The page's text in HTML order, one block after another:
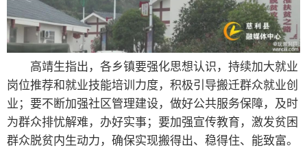
高靖生指出，各乡镇要强化思想认识，持续加大就业
岗位推荐和就业技能培训力度，积极引导搬迁群众就业创
业；要不断加强社区管理建设，做好公共服务保障，及时
为群众排忧解难，办好实事；要加强宣传教育，激发贫困
群众脱贫内生动力，确保实现搬得出、稳得住、能致富。